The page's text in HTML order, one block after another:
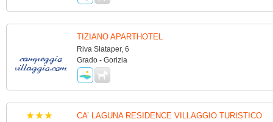
TIZIANO APARTHOTEL
Riva Slataper, 6
Grado - Gorizia
CA’ LAGUNA RESIDENCE VILLAGGIO TURISTICO